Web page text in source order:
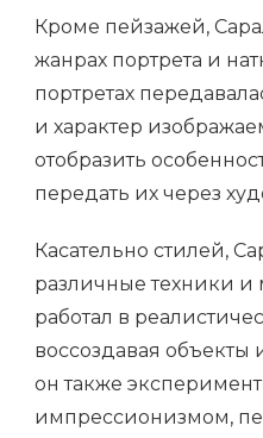
Кроме пейзажей,
жанрах портрета и
портретах
и характер
отобразить
передать их через
Касательно стилей,
различные техники
работал в
воссоздавая объекты
он также
импрессионизмом,